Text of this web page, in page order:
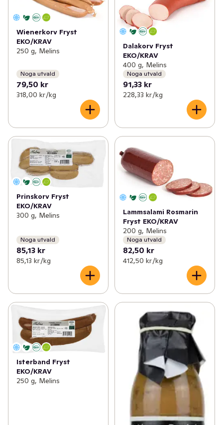
Wienerkorv Fryst
EKO/KRAV
250 g, Melins
Noga utvald
79,50 kr
318,00 kr /kg
Dalakorv Fryst
EKO/KRAV
400 g, Melins
Noga utvald
91,33 kr
228,33 kr /kg
Prinskorv Fryst
EKO/KRAV
300 g, Melins
Noga utvald
85,13 kr
85,13 kr /kg
Lammsalami Rosmarin
Fryst EKO/KRAV
200 g, Melins
Noga utvald
82,50 kr
412,50 kr /kg
Isterband Fryst
EKO/KRAV
250 g, Melins